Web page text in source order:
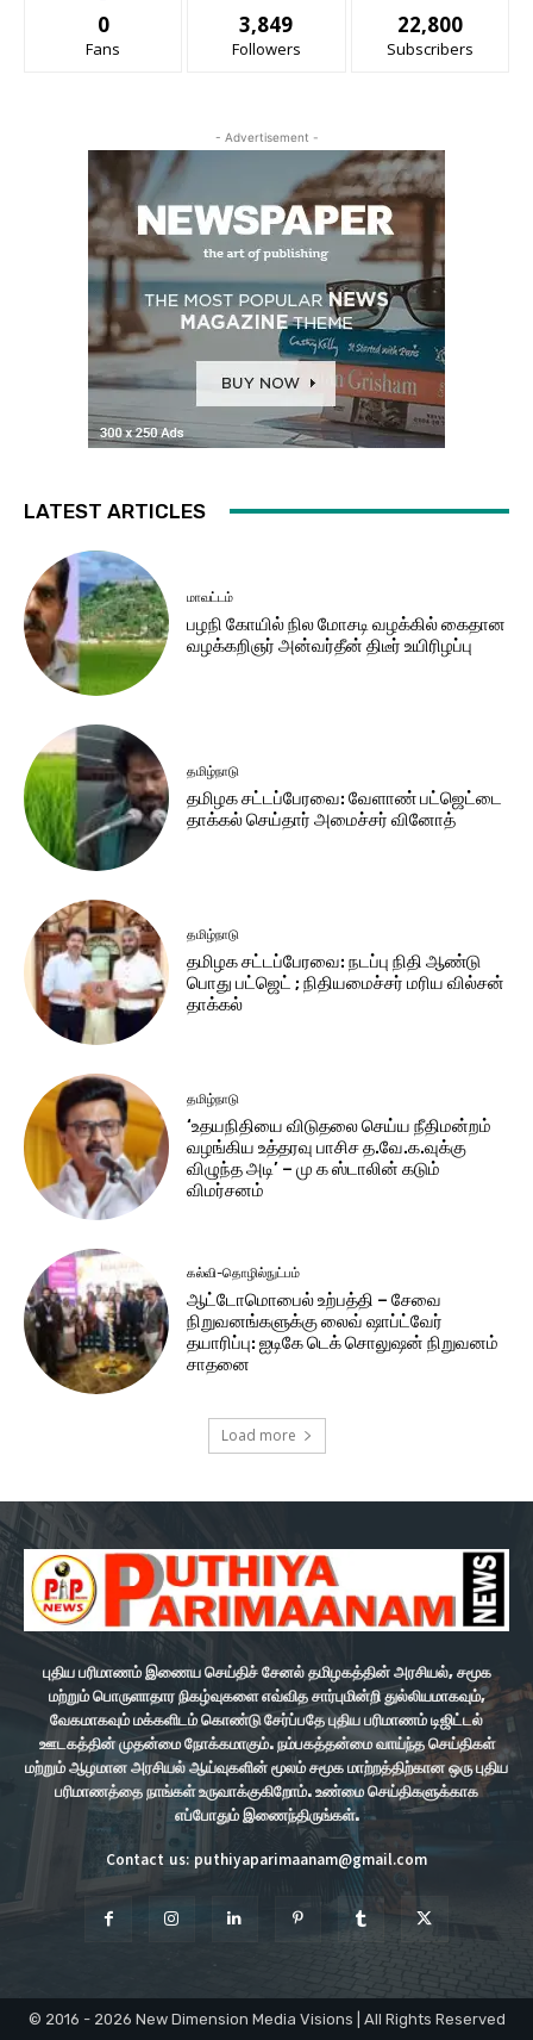
0
Fans
3,849
Followers
22,800
Subscribers
- Advertisement -
LATEST ARTICLES
மாவட்டம்
பழநி கோயில் நில மோசடி வழக்கில் கைதான
வழக்கறிஞர் அன்வர்தீன் திடீர் உயிரிழப்பு
தமிழ்நாடு
தமிழக சட்​டப்​பேர​வை: வேளாண் பட்​ஜெட்டை
தாக்கல் செய்தார் அமைச்சர் வினோத்
தமிழ்நாடு
தமிழக சட்டப்பேரவை: நடப்பு நிதி ஆண்​டு
பொது பட்ஜெட் ; நிதியமைச்சர் மரிய வில்சன்
தாக்​கல்
தமிழ்நாடு
‘உதயநிதியை விடுதலை செய்ய நீதிமன்றம்
வழங்கிய உத்தரவு பாசிச த.வே.க.வுக்கு
விழுந்த அடி’ – மு க ஸ்டாலின் கடும்
விமர்சனம்
கல்வி-தொழில்நுட்பம்
ஆட்டோமொபைல் உற்பத்தி – சேவை
நிறுவனங்களுக்கு லைவ் ஷாப்ட்வேர்
தயாரிப்பு: ஐடிகே டெக் சொலுஷன் நிறுவனம்
சாதனை
Load more
புதிய பரிமாணம் இணைய செய்திச் சேனல் தமிழகத்தின் அரசியல், சமூக
மற்றும் பொருளாதார நிகழ்வுகளை எவ்வித சார்புமின்றி துல்லியமாகவும்,
வேகமாகவும் மக்களிடம் கொண்டு சேர்ப்பதே புதிய பரிமாணம் டிஜிட்டல்
ஊடகத்தின் முதன்மை நோக்கமாகும். நம்பகத்தன்மை வாய்ந்த செய்திகள்
மற்றும் ஆழமான அரசியல் ஆய்வுகளின் மூலம் சமூக மாற்றத்திற்கான ஒரு புதிய
பரிமாணத்தை நாங்கள் உருவாக்குகிறோம். உண்மை செய்திகளுக்காக
எப்போதும் இணைந்திருங்கள்.
Contact us: puthiyaparimaanam@gmail.com
© 2016 - 2026 New Dimension Media Visions | All Rights Reserved